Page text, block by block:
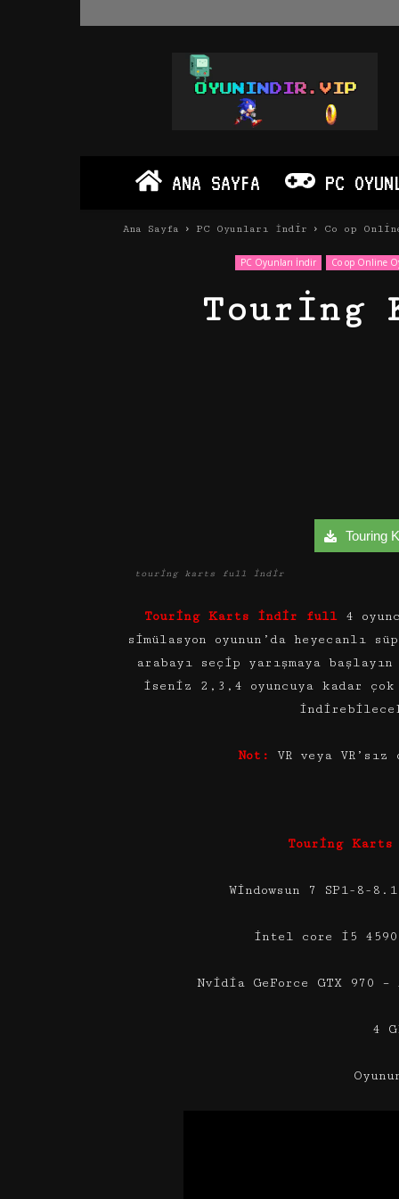
Oyun
İndir
PC
Android
ANA SAYFA PC
Ana Sayfa PC Oyunları İndir Co op
PC Oyunları İndir Co op Online
Touring
Touring
touring karts full indir
Touring Karts indir full
4
simülasyon oyunun’da
arabayı seçip yarışmaya
iseniz 2,3,4 oyuncuya kadar
Not: VR veya
Touring
Windowsun 7 SP1-8-
intel core i5 4590
Nvidia GeForce GTX 970 –
4